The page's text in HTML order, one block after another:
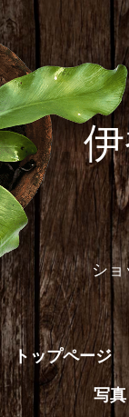
シ
トップページ
写真